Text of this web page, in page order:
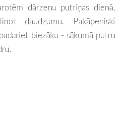
dārzeņu putriņas dienā,
daudzumu. Pakāpeniski
biezāku - sākumā putru